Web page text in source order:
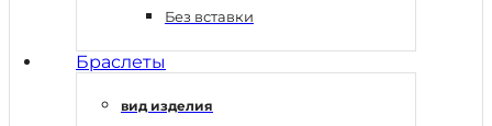
Без вставки
Браслеты
вид изделия